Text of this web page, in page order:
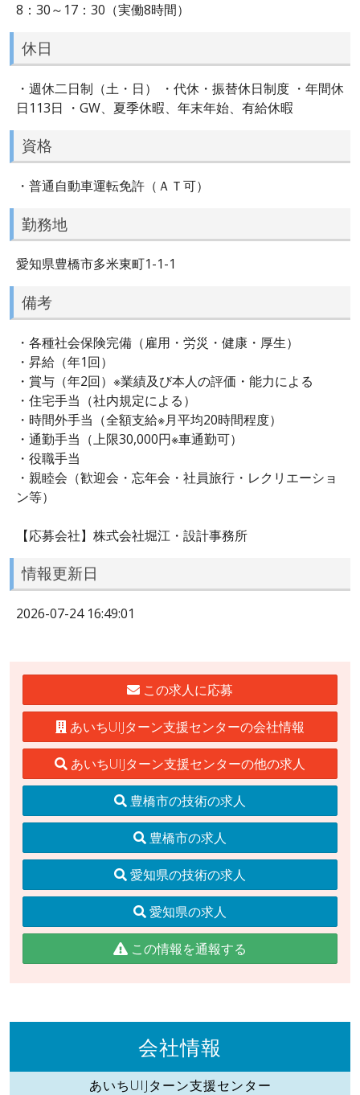
8：30～17：30（実働8時間）
休日
・週休二日制（土・日） ・代休・振替休日制度 ・年間休
日113日 ・GW、夏季休暇、年末年始、有給休暇
資格
・普通自動車運転免許（ＡＴ可）
勤務地
愛知県豊橋市多米東町1-1-1
備考
・各種社会保険完備（雇用・労災・健康・厚生）
・昇給（年1回）
・賞与（年2回）※業績及び本人の評価・能力による
・住宅手当（社内規定による）
・時間外手当（全額支給※月平均20時間程度）
・通勤手当（上限30,000円※車通勤可）
・役職手当
・親睦会（歓迎会・忘年会・社員旅行・レクリエーショ
ン等）
【応募会社】株式会社堀江・設計事務所
情報更新日
2026-07-24 16:49:01
この求人に応募
あいちUIJターン支援センターの会社情報
あいちUIJターン支援センターの他の求人
豊橋市の技術の求人
豊橋市の求人
愛知県の技術の求人
愛知県の求人
この情報を通報する
会社情報
あいちUIJターン支援センター